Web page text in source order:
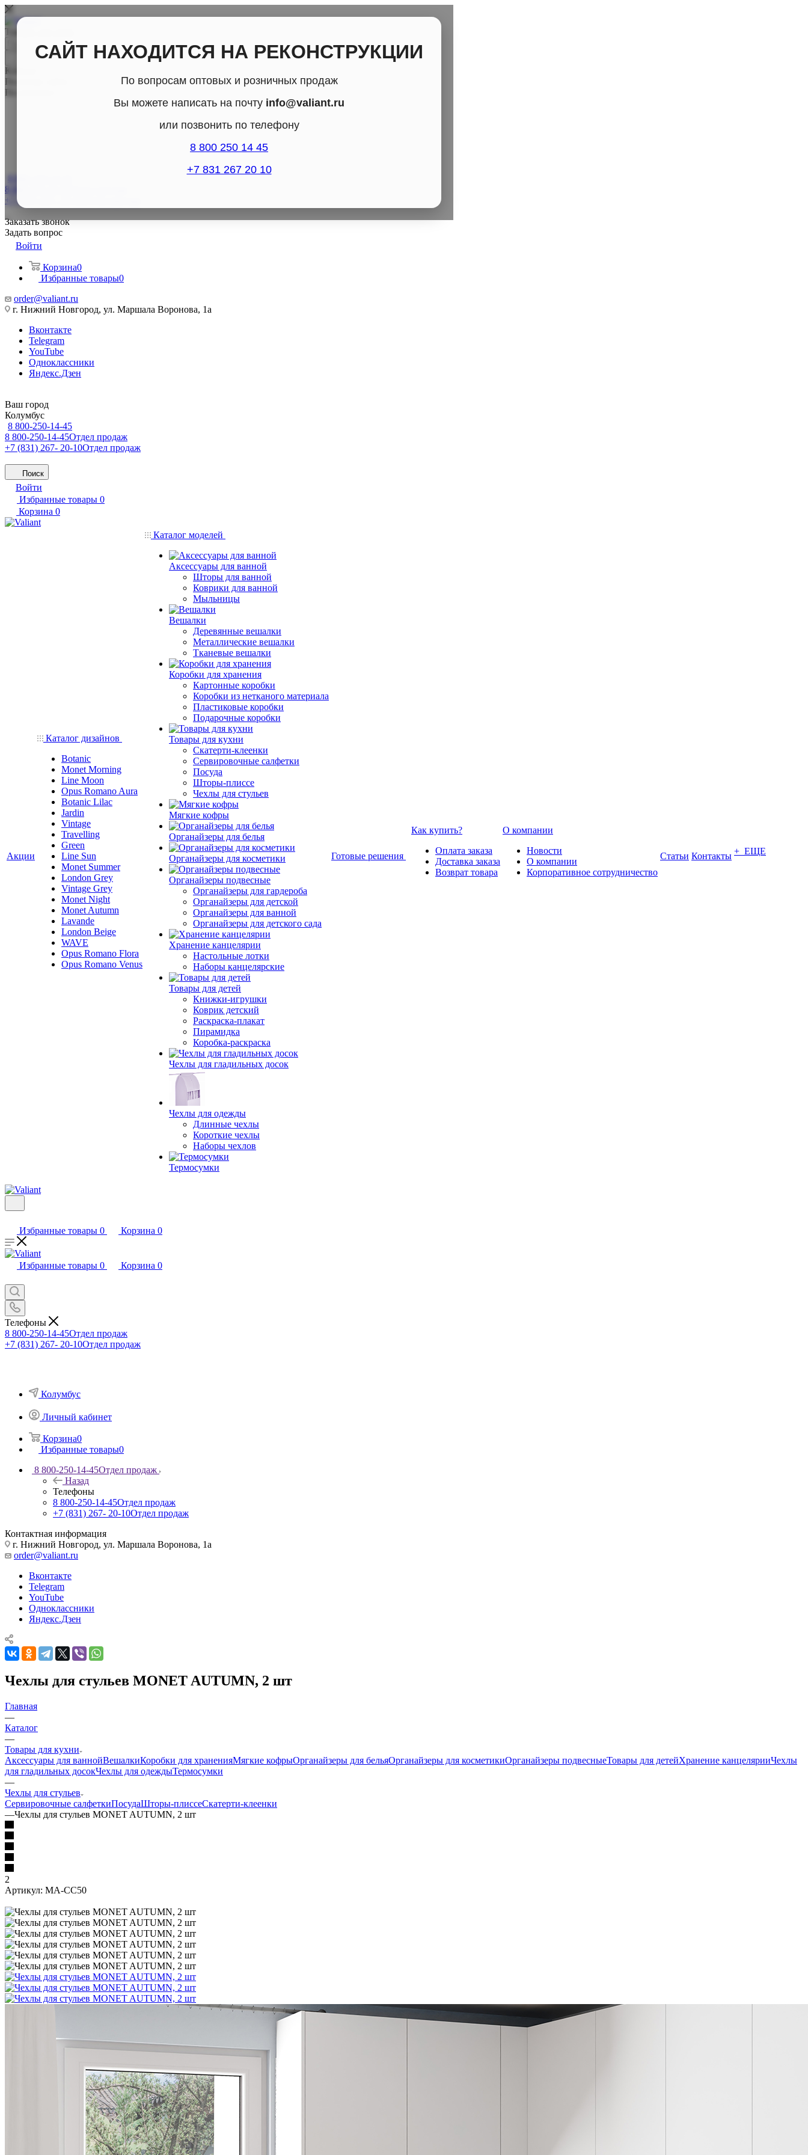
САЙТ НАХОДИТСЯ НА РЕКОНСТРУКЦИИ
По вопросам оптовых и розничных продаж
Вы можете написать на почту info@valiant.ru
или позвонить по телефону
8 800 250 14 45
+7 831 267 20 10
Товары для дома
Каталог
По всему сайту
По каталогу
8 800-250-14-45
+7 (831) 267- 20-10
Заказать звонок
Задать вопрос
Войти
Корзина0
Избранные товары0
order@valiant.ru
г. Нижний Новгород, ул. Маршала Воронова, 1а
Вконтакте
Telegram
YouTube
Одноклассники
Яндекс.Дзен
Ваш город
Колумбус
8 800-250-14-45
8 800-250-14-45Отдел продаж
+7 (831) 267- 20-10Отдел продаж
Поиск
Войти
Избранные товары 0
Корзина 0
Акции
Каталог дизайнов
Botanic
Monet Morning
Line Moon
Opus Romano Aura
Botanic Lilac
Jardin
Vintage
Travelling
Green
Line Sun
Monet Summer
London Grey
Vintage Grey
Monet Night
Monet Autumn
Lavande
London Beige
WAVE
Opus Romano Flora
Opus Romano Venus
Каталог моделей
Аксессуары для ванной
Шторы для ванной
Коврики для ванной
Мыльницы
Вешалки
Деревянные вешалки
Металлические вешалки
Тканевые вешалки
Коробки для хранения
Картонные коробки
Коробки из нетканого материала
Пластиковые коробки
Подарочные коробки
Товары для кухни
Скатерти-клеенки
Сервировочные салфетки
Посуда
Шторы-плиссе
Чехлы для стульев
Мягкие кофры
Органайзеры для белья
Органайзеры для косметики
Органайзеры подвесные
Органайзеры для гардероба
Органайзеры для детской
Органайзеры для ванной
Органайзеры для детского сада
Хранение канцелярии
Настольные лотки
Наборы канцелярские
Товары для детей
Книжки-игрушки
Коврик детский
Раскраска-плакат
Пирамидка
Коробка-раскраска
Чехлы для гладильных досок
Чехлы для одежды
Длинные чехлы
Короткие чехлы
Наборы чехлов
Термосумки
Готовые решения
Как купить?
Оплата заказа
Доставка заказа
Возврат товара
О компании
Новости
О компании
Корпоративное сотрудничество
Статьи Контакты + ЕЩЕ
Избранные товары 0 Корзина 0
Избранные товары 0 Корзина 0
Телефоны
8 800-250-14-45Отдел продаж
+7 (831) 267- 20-10Отдел продаж
Колумбус
Личный кабинет
Корзина0
Избранные товары0
8 800-250-14-45Отдел продаж
Назад
Телефоны
8 800-250-14-45Отдел продаж
+7 (831) 267- 20-10Отдел продаж
Контактная информация
г. Нижний Новгород, ул. Маршала Воронова, 1а
order@valiant.ru
Вконтакте
Telegram
YouTube
Одноклассники
Яндекс.Дзен
Чехлы для стульев MONET AUTUMN, 2 шт
Главная
—
Каталог
—
Товары для кухни
Аксессуары для ваннойВешалкиКоробки для храненияМягкие кофрыОрганайзеры для бельяОрганайзеры для косметикиОрганайзеры подвесныеТовары для детейХранение канцелярииЧехлы
для гладильных досокЧехлы для одеждыТермосумки
—
Чехлы для стульев
Сервировочные салфеткиПосудаШторы-плиссеСкатерти-клеенки
—Чехлы для стульев MONET AUTUMN, 2 шт
2
Артикул: MA-CC50